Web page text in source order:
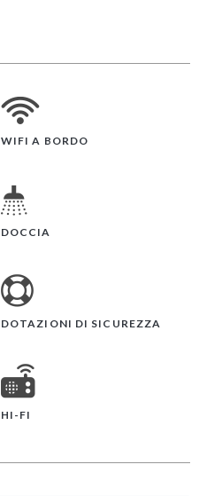
WIFI A BORDO
DOCCIA
DOTAZIONI DI SICUREZZA
HI-FI